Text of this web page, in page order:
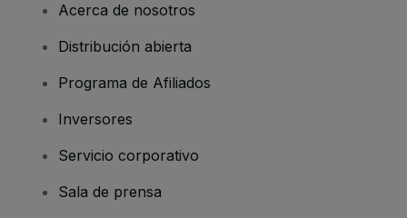
Acerca de nosotros
Distribución abierta
Programa de Afiliados
Inversores
Servicio corporativo
Sala de prensa